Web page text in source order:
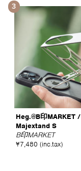
3
Heg.@B印MARKET /
Majextand S
B印MARKET
¥7,480 (inc.tax)